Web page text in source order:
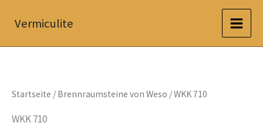
InhaltVermiculite
Startseite / Brennraumsteine von Weso / WKK 710
WKK 710